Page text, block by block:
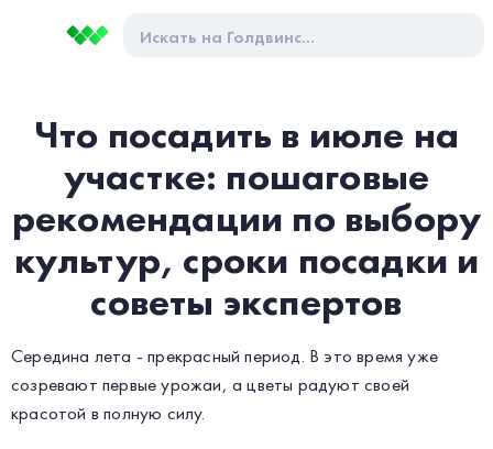
Что посадить в июле на
участке: пошаговые
рекомендации по выбору
культур, сроки посадки и
советы экспертов
Середина лета - прекрасный период. В это время уже
созревают первые урожаи, а цветы радуют своей
красотой в полную силу.